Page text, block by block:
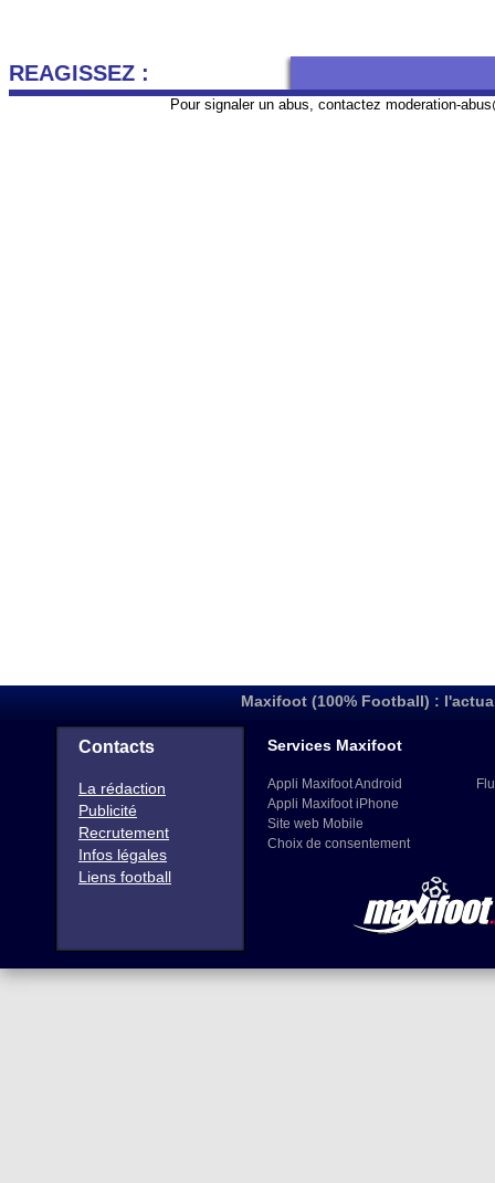
REAGISSEZ :
Pour signaler un abus, contactez moderation-
Maxifoot (100% Football) :
Contacts
La rédaction
Publicité
Recrutement
Infos légales
Liens football
Services Maxifoot
Appli Maxifoot Android
Appli Maxifoot iPhone
Site web Mobile
Choix de consentement